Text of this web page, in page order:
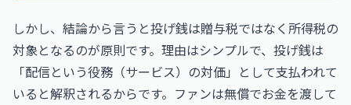
しかし、結論から言うと投げ銭は贈与税ではなく所得税の
対象となるのが原則です。理由はシンプルで、投げ銭は
「配信という役務（サービス）の対価」として支払われて
いると解釈されるからです。ファンは無償でお金を渡して